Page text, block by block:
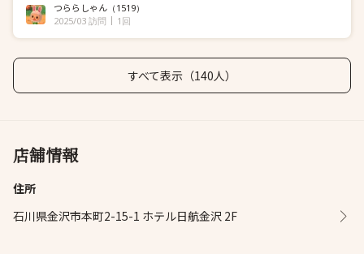
つららしゃん （1519）
2025/03 訪問
1回
すべて表示（140人）
店舗情報
住所
石川県金沢市本町2-15-1 ホテル日航金沢 2F